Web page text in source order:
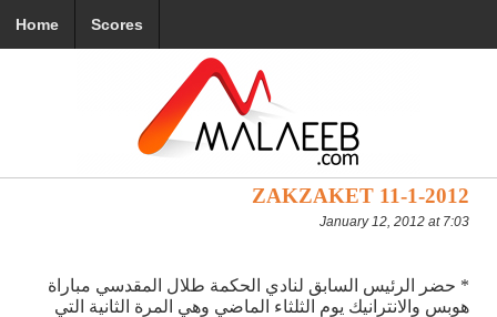
Home Scores
ZAKZAKET 11-1-2012
January 12, 2012 at 7:03
* حضر الرئيس السابق لنادي الحكمة طلال المقدسي مباراة
هوبس والانترانيك يوم الثلثاء الماضي وهي المرة الثانية التي